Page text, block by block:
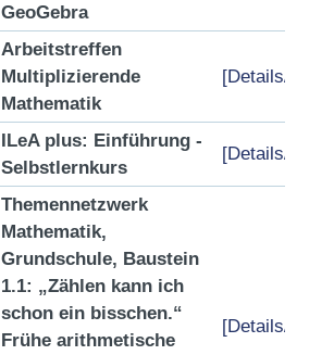
GeoGebra
Arbeitstreffen
Multiplizierende
Mathematik
[Details/
ILeA plus: Einführung -
Selbstlernkurs
[Details/
Themennetzwerk
Mathematik,
Grundschule, Baustein
1.1: „Zählen kann ich
schon ein bisschen.“
Frühe arithmetische
[Details/